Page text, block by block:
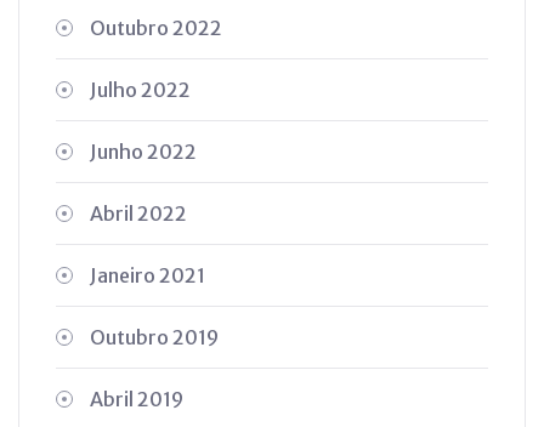
Outubro 2022
Julho 2022
Junho 2022
Abril 2022
Janeiro 2021
Outubro 2019
Abril 2019